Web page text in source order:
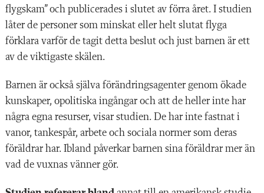
flygskam” och publicerades i slutet av förra året. I studien
låter de personer som minskat eller helt slutat flyga
förklara varför de tagit detta beslut och just barnen är ett
av de viktigaste skälen.
Barnen är också själva förändrings­agenter genom ökade
kunskaper, opolitiska ingångar och att de heller inte har
några egna resurser, visar studien. De har inte fastnat i
vanor, tankespår, arbete och sociala normer som deras
föräldrar har. Ibland påverkar barnen sina föräldrar mer än
vad de vuxnas vänner gör.